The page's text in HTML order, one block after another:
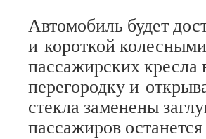
Автомобиль будет
и короткой
пассажирских кресла
перегородку и
стекла заменены
пассажиров